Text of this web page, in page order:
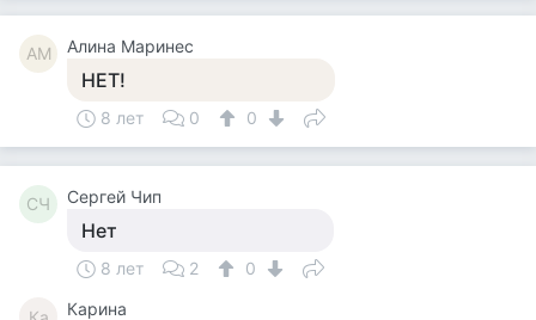
АМ Алина Маринес
НЕТ!
8 лет 0 0
СЧ Сергей Чип
Нет
8 лет 2 0
Карина